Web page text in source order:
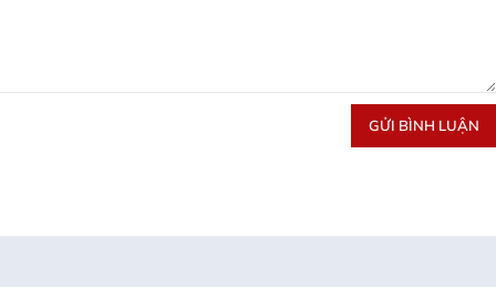
GỬI BÌNH LUẬN